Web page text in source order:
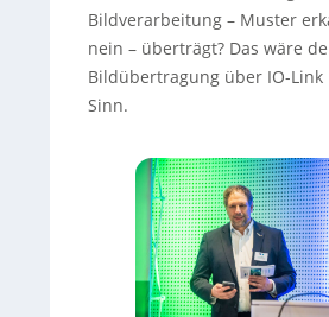
Bildverarbeitung – Muster
nein – überträgt? Das wäre
Bildübertragung über IO-Link
Sinn.